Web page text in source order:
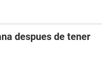
despues de tener